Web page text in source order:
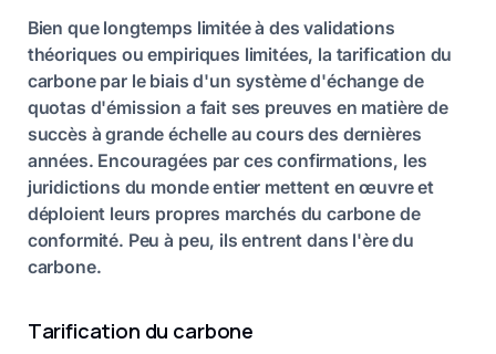
Bien que longtemps limitée à des validations
théoriques ou empiriques limitées, la tarification du
carbone par le biais d'un système d'échange de
quotas d'émission a fait ses preuves en matière de
succès à grande échelle au cours des dernières
années. Encouragées par ces confirmations, les
juridictions du monde entier mettent en œuvre et
déploient leurs propres marchés du carbone de
conformité. Peu à peu, ils entrent dans l'ère du
carbone.
Tarification du carbone